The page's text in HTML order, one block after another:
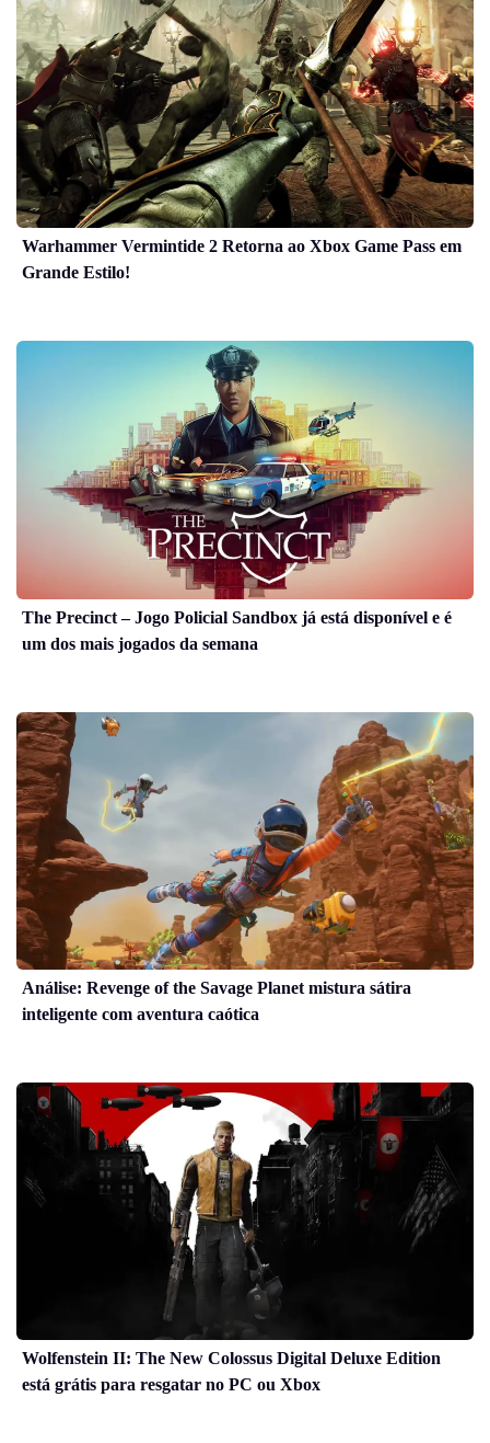
Warhammer Vermintide 2 Retorna ao Xbox Game Pass em
Grande Estilo!
The Precinct – Jogo Policial Sandbox já está disponível e é
um dos mais jogados da semana
Análise: Revenge of the Savage Planet mistura sátira
inteligente com aventura caótica
Wolfenstein II: The New Colossus Digital Deluxe Edition
está grátis para resgatar no PC ou Xbox